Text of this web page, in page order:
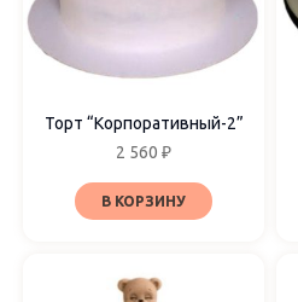
Торт “Корпоративный-2”
2 560 ₽
В КОРЗИНУ